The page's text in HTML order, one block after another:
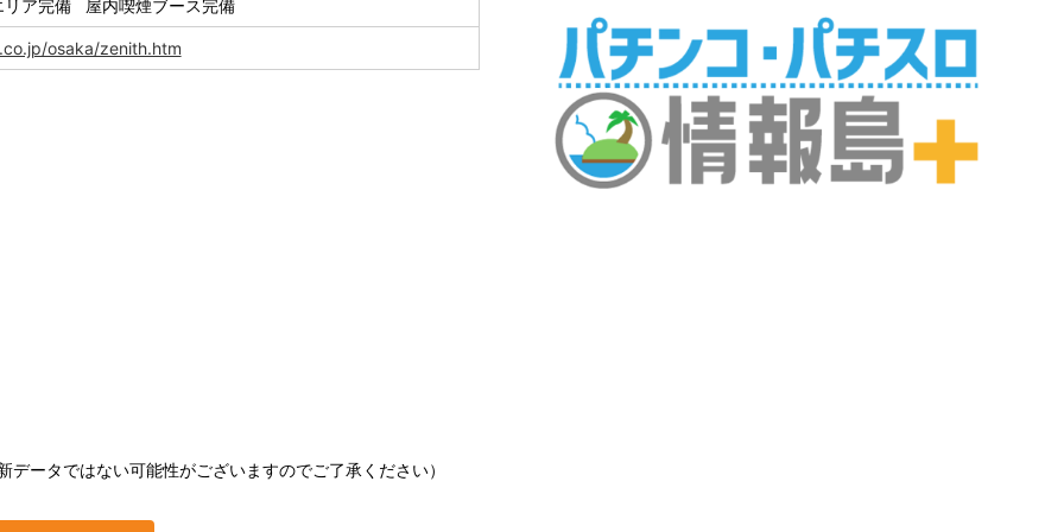
リア完備 屋内喫煙ブース完備
osaka/zenith.htm
ータではない可能性がございますのでご了承ください）